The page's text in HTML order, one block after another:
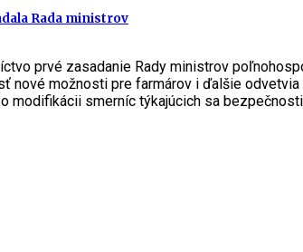
Rada ministrov
prvé zasadanie Rady ministrov
nové možnosti pre farmárov i ďalšie
modifikácii smerníc týkajúcich sa